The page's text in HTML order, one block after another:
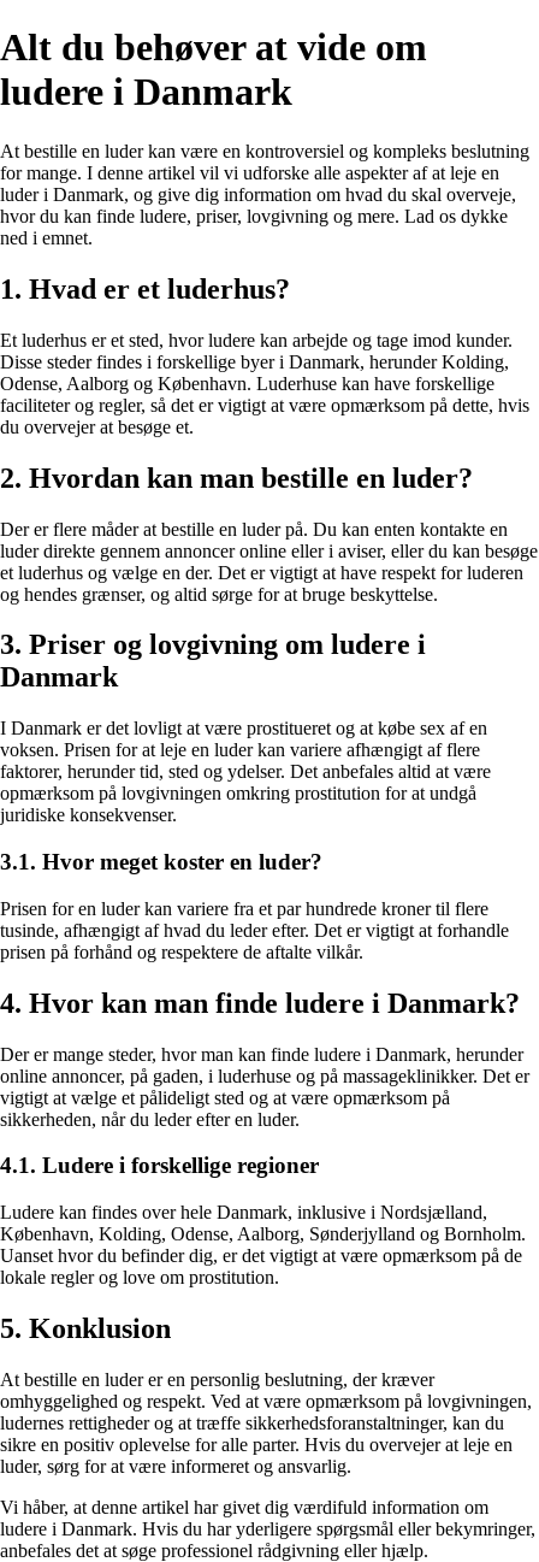
Alt du behøver at vide om
ludere i Danmark
At bestille en luder kan være en kontroversiel og kompleks beslutning
for mange. I denne artikel vil vi udforske alle aspekter af at leje en
luder i Danmark, og give dig information om hvad du skal overveje,
hvor du kan finde ludere, priser, lovgivning og mere. Lad os dykke
ned i emnet.
1. Hvad er et luderhus?
Et luderhus er et sted, hvor ludere kan arbejde og tage imod kunder.
Disse steder findes i forskellige byer i Danmark, herunder Kolding,
Odense, Aalborg og København. Luderhuse kan have forskellige
faciliteter og regler, så det er vigtigt at være opmærksom på dette, hvis
du overvejer at besøge et.
2. Hvordan kan man bestille en luder?
Der er flere måder at bestille en luder på. Du kan enten kontakte en
luder direkte gennem annoncer online eller i aviser, eller du kan besøge
et luderhus og vælge en der. Det er vigtigt at have respekt for luderen
og hendes grænser, og altid sørge for at bruge beskyttelse.
3. Priser og lovgivning om ludere i
Danmark
I Danmark er det lovligt at være prostitueret og at købe sex af en
voksen. Prisen for at leje en luder kan variere afhængigt af flere
faktorer, herunder tid, sted og ydelser. Det anbefales altid at være
opmærksom på lovgivningen omkring prostitution for at undgå
juridiske konsekvenser.
3.1. Hvor meget koster en luder?
Prisen for en luder kan variere fra et par hundrede kroner til flere
tusinde, afhængigt af hvad du leder efter. Det er vigtigt at forhandle
prisen på forhånd og respektere de aftalte vilkår.
4. Hvor kan man finde ludere i Danmark?
Der er mange steder, hvor man kan finde ludere i Danmark, herunder
online annoncer, på gaden, i luderhuse og på massageklinikker. Det er
vigtigt at vælge et pålideligt sted og at være opmærksom på
sikkerheden, når du leder efter en luder.
4.1. Ludere i forskellige regioner
Ludere kan findes over hele Danmark, inklusive i Nordsjælland,
København, Kolding, Odense, Aalborg, Sønderjylland og Bornholm.
Uanset hvor du befinder dig, er det vigtigt at være opmærksom på de
lokale regler og love om prostitution.
5. Konklusion
At bestille en luder er en personlig beslutning, der kræver
omhyggelighed og respekt. Ved at være opmærksom på lovgivningen,
ludernes rettigheder og at træffe sikkerhedsforanstaltninger, kan du
sikre en positiv oplevelse for alle parter. Hvis du overvejer at leje en
luder, sørg for at være informeret og ansvarlig.
Vi håber, at denne artikel har givet dig værdifuld information om
ludere i Danmark. Hvis du har yderligere spørgsmål eller bekymringer,
anbefales det at søge professionel rådgivning eller hjælp.